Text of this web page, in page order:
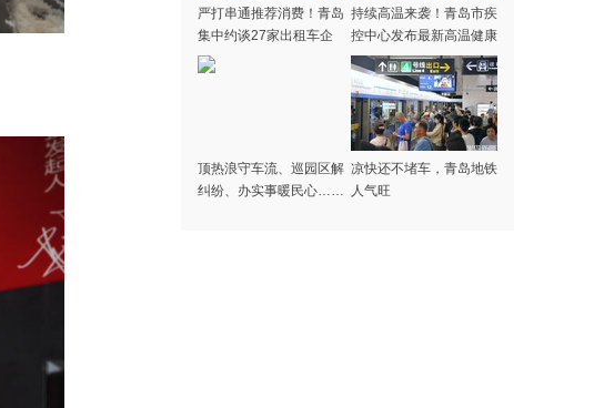
严打串通推荐消费！青岛
集中约谈27家出租车企
业
持续高温来袭！青岛市疾
控中心发布最新高温健康
风险提示
顶热浪守车流、巡园区解
纠纷、办实事暖民心……
凉快还不堵车，青岛地铁
人气旺